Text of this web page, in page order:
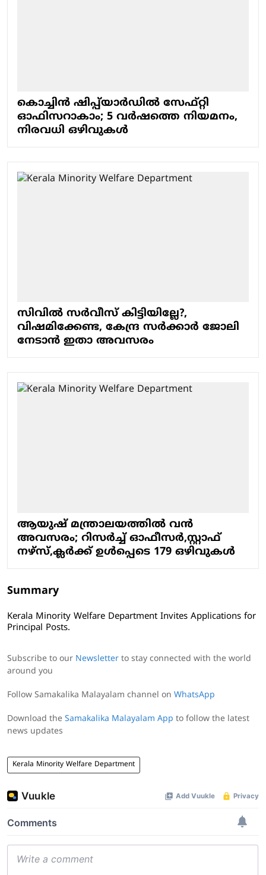
കൊച്ചിൻ ഷിപ്പ്‌യാർഡിൽ സേഫ്റ്റി
ഓഫിസറാകാം; 5 വർഷത്തെ നിയമനം,
നിരവധി ഒഴിവുകൾ
സിവിൽ സർവീസ് കിട്ടിയില്ലേ?,
വിഷമിക്കേണ്ട, കേന്ദ്ര സർക്കാർ ജോലി
നേടാൻ ഇതാ അവസരം
ആയുഷ് മന്ത്രാലയത്തിൽ വൻ
അവസരം; റിസർച്ച് ഓഫീസർ,സ്റ്റാഫ്
നഴ്സ്,ക്ലർക്ക് ഉൾപ്പെടെ 179 ഒഴിവുകൾ
Summary
Kerala Minority Welfare Department Invites Applications for
Principal Posts.
Subscribe to our Newsletter to stay connected with the world
around you
Follow Samakalika Malayalam channel on WhatsApp
Download the Samakalika Malayalam App to follow the latest
news updates
Kerala Minority Welfare Department